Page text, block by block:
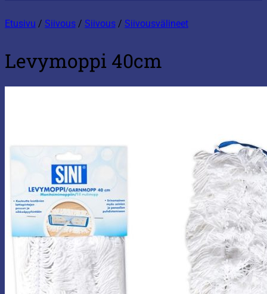
Etusivu / Siivous / Siivous / Siivousvälineet
Levymoppi 40cm